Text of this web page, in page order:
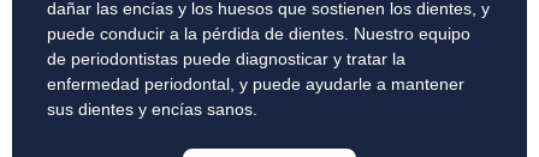
dañar las encías y los huesos que sostienen los dientes, y
puede conducir a la pérdida de dientes. Nuestro equipo
de periodontistas puede diagnosticar y tratar la
enfermedad periodontal, y puede ayudarle a mantener
sus dientes y encías sanos.